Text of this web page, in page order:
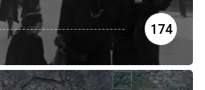
174